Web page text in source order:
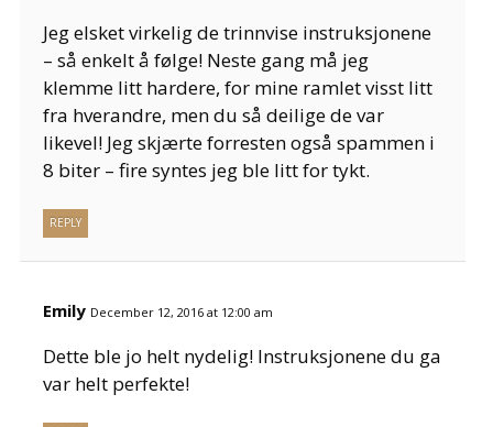
Jeg elsket virkelig de trinnvise instruksjonene
– så enkelt å følge! Neste gang må jeg
klemme litt hardere, for mine ramlet visst litt
fra hverandre, men du så deilige de var
likevel! Jeg skjærte forresten også spammen i
8 biter – fire syntes jeg ble litt for tykt.
REPLY
Emily December 12, 2016 at 12:00 am
Dette ble jo helt nydelig! Instruksjonene du ga
var helt perfekte!